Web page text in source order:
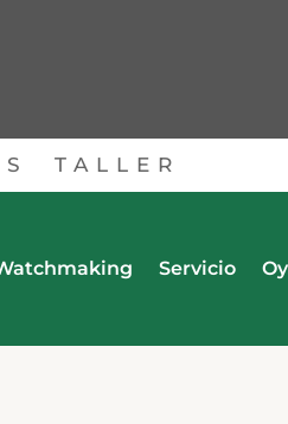
TALLER
Servicio